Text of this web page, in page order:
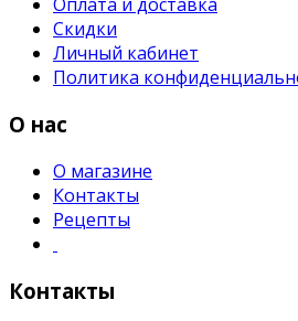
Оплата и доставка
Скидки
Личный кабинет
Политика
О нас
О магазине
Контакты
Рецепты
Контакты